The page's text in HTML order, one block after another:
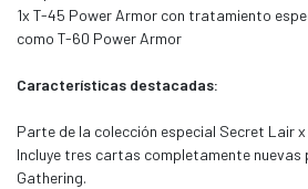
1x T-45 Power Armor con tratamiento
como T-60 Power Armor
Características destacadas:
Parte de la colección especial Secret Lair
Incluye tres cartas completamente nuevas
Gathering.